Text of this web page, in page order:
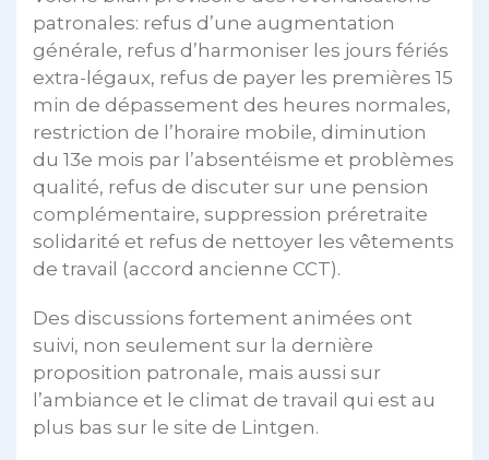
patronales: refus d’une augmentation
générale, refus d’harmoniser les jours fériés
extra-légaux, refus de payer les premières 15
min de dépassement des heures normales,
restriction de l’horaire mobile, diminution
du 13e mois par l’absentéisme et problèmes
qualité, refus de discuter sur une pension
complémentaire, suppression préretraite
solidarité et refus de nettoyer les vêtements
de travail (accord ancienne CCT).
Des discussions fortement animées ont
suivi, non seulement sur la dernière
proposition patronale, mais aussi sur
l’ambiance et le climat de travail qui est au
plus bas sur le site de Lintgen.